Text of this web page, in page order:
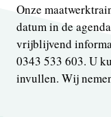
Onze
datum in de
vrijblijvend
0343 533 603. U
invullen. Wij